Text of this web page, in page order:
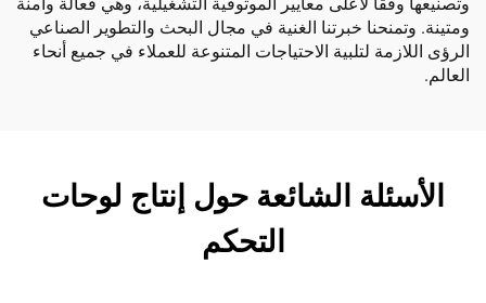
ومتينة. وتمنحنا خبرتنا الغنية في مجال البحث والتطوير الصناعي
الرؤى اللازمة لتلبية الاحتياجات المتنوعة للعملاء في جميع أنحاء
العالم.
الأسئلة الشائعة حول إنتاج لوحات
التحكم